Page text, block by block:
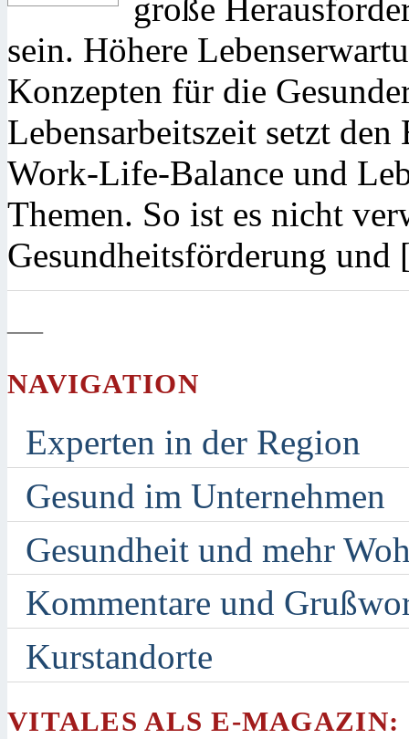
große
sein. Höhere
Konzepten für die
Lebensarbeitszeit setzt
Work-Life-Balance und
Themen. So ist es nicht
Gesundheitsförderung
—
NAVIGATION
Experten in der Region
Gesund im Unternehmen
Gesundheit und mehr
Kommentare und
Kurstandorte
VITALES ALS E-MAGAZIN: